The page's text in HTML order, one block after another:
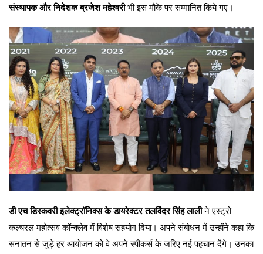
संस्थापक और निदेशक ब्रजेश महेश्वरीभी इस मौके पर सम्मानित किये गए।
डी एच डिस्कवरी इलेक्ट्रॉनिक्स के डायरेक्टर तलविंदर सिंह लालीने एस्ट्रो
कल्चरल महोत्सव कॉन्क्लेव में विशेष सहयोग दिया। अपने संबोधन में उन्होंने कहा कि
सनातन से जुड़े हर आयोजन को वे अपने स्पीकर्स के जरिए नई पहचान देंगे। उनका